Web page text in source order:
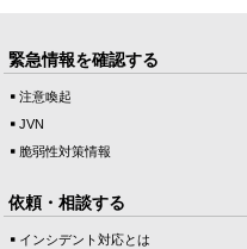
緊急情報を確認する
注意喚起
JVN
脆弱性対策情報
依頼・相談する
インシデント対応とは